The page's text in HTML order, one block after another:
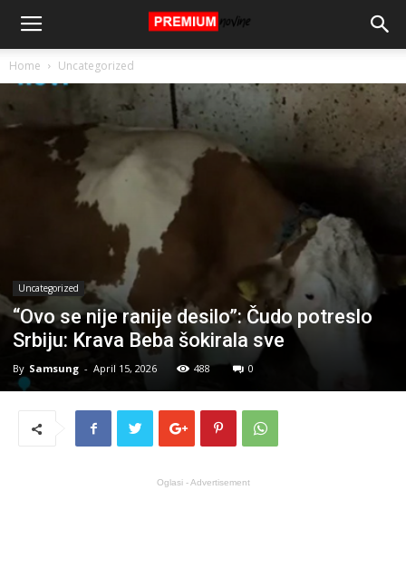
Home Uncategorized
Uncategorized
“Ovo se nije ranije desilo”: Čudo potreslo
Srbiju: Krava Beba šokirala sve
By Samsung - April 15, 2026 488 0
Oglasi - Advertisement